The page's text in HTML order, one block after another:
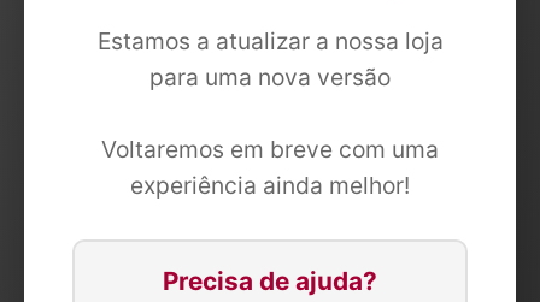
Estamos a atualizar a nossa loja
para uma nova versão
Voltaremos em breve com uma
experiência ainda melhor!
Precisa de ajuda?